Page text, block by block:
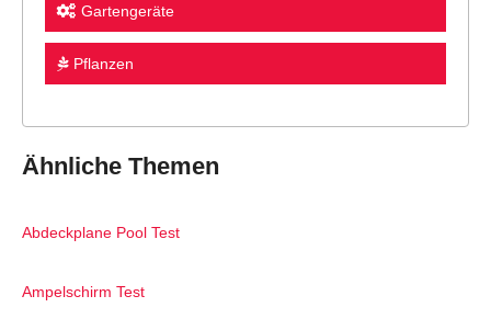
Gartengeräte
Pflanzen
Ähnliche Themen
Abdeckplane Pool Test
Ampelschirm Test